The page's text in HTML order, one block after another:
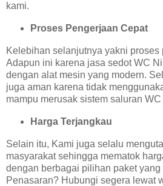
kami.
Proses Pengerjaan Cepat
Kelebihan selanjutnya yakni proses
Adapun ini karena jasa sedot WC
dengan alat mesin yang modern.
juga aman karena tidak
mampu merusak sistem saluran
Harga Terjangkau
Selain itu, Kami juga selalu
masyarakat sehingga mematok
dengan berbagai pilihan paket yang
Penasaran? Hubungi segera lewat